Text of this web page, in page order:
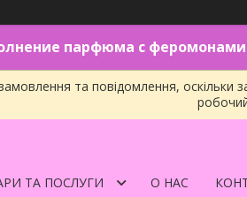
парфюма с
та повідомлення, оскільки
ТА ПОСЛУГИ О НАС